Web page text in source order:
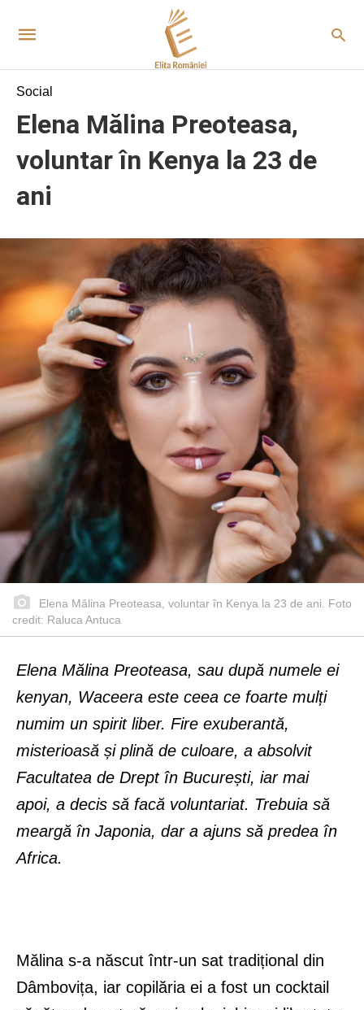
Social
Elena Mălina Preoteasa,
voluntar în Kenya la 23 de
ani
Elena Mălina Preoteasa, voluntar în Kenya la 23 de ani. Foto
credit: Raluca Antuca
Elena Mălina Preoteasa, sau după numele ei
kenyan, Waceera este ceea ce foarte mulți
numim un spirit liber. Fire exuberantă,
misterioasă și plină de culoare, a absolvit
Facultatea de Drept în București, iar mai
apoi, a decis să facă voluntariat. Trebuia să
meargă în Japonia, dar a ajuns să predea în
Africa.
Mălina s-a născut într-un sat tradițional din
Dâmbovița, iar copilăria ei a fost un cocktail